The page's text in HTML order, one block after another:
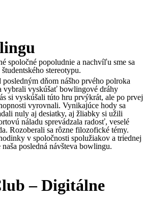
spoločné popoludnie a nachvíľu sme sa
stereotypu.
dňom nášho prvého polroka
vybrali vyskúšať bowlingové dráhy
si vyskúšali túto hru prvýkrát, ale po prvej
vyrovnali. Vynikajúce hody sa
nuly aj desiatky, aj žliabky si užili
náladu sprevádzala radosť, veselé
Rozoberali sa rôzne filozofické témy.
v spoločnosti spolužiakov a triednej
posledná návšteva bowlingu.
– Digitálne